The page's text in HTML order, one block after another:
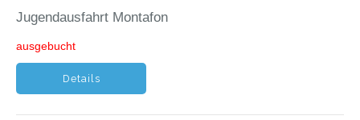
Jugendausfahrt Montafon
ausgebucht
Details